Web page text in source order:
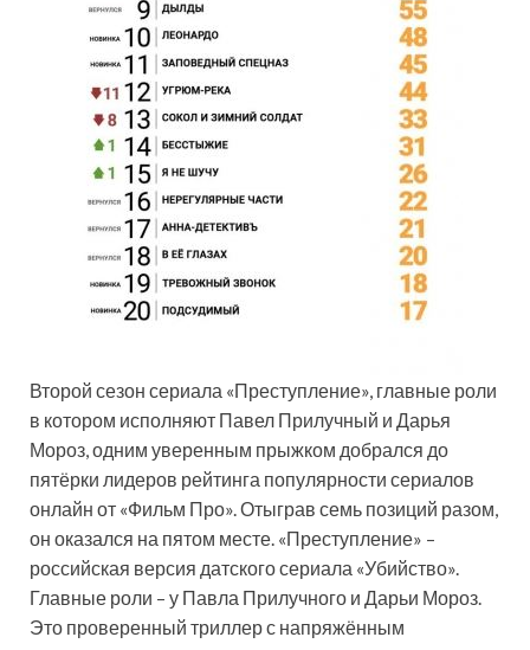
Второй сезон сериала «Преступление», главные роли
в котором исполняют Павел Прилучный и Дарья
Мороз, одним уверенным прыжком добрался до
пятёрки лидеров рейтинга популярности сериалов
онлайн от «Фильм Про». Отыграв семь позиций разом,
он оказался на пятом месте. «Преступление» –
российская версия датского сериала «Убийство».
Главные роли – у Павла Прилучного и Дарьи Мороз.
Это проверенный триллер с напряжённым